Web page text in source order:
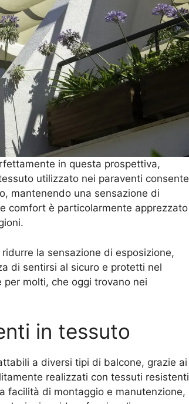
in questa prospettiva,
utilizzato nei paraventi consente
mantenendo una sensazione di
comfort è particolarmente apprezzato
la sensazione di esposizione,
di sentirsi al sicuro e protetti nel
per molti, che oggi trovano nei
in tessuto
a diversi tipi di balcone, grazie ai
realizzati con tessuti resistenti
facilità di montaggio e manutenzione,